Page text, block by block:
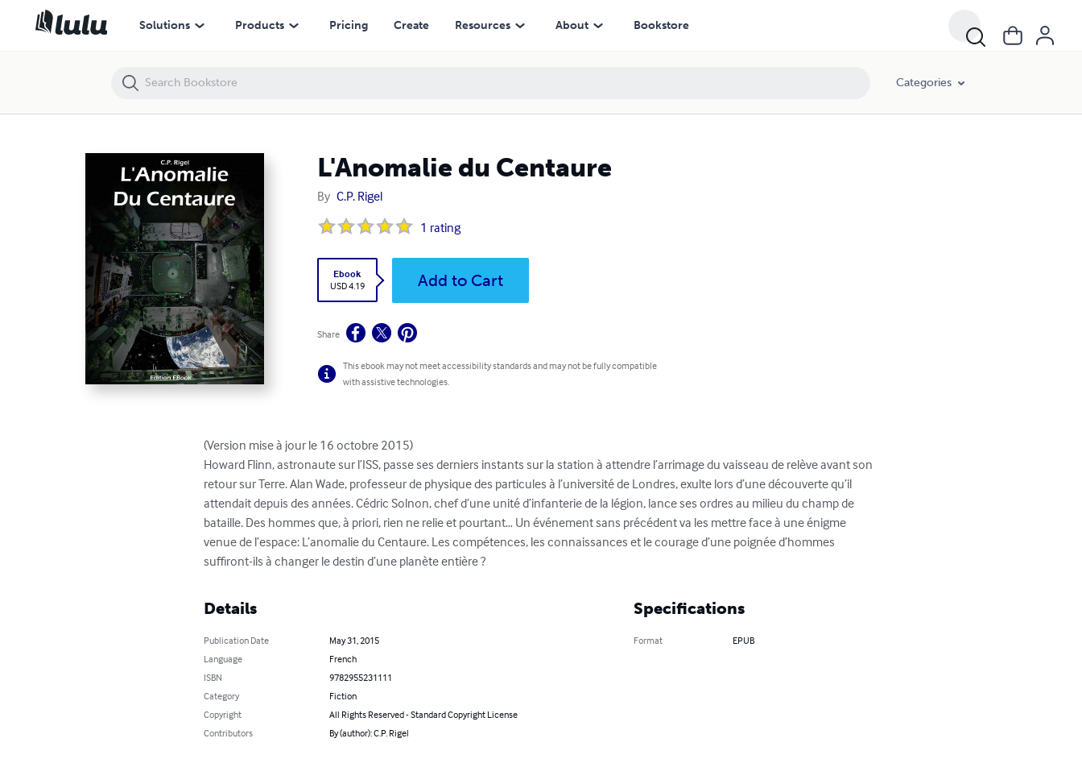
Solutions Products Pricing Create Resources About Bookstore
Categories
L'Anomalie du Centaure
By C.P. Rigel
1 rating
Ebook
USD 4.19
Add to Cart
Share
This ebook may not meet accessibility standards and may not be fully compatible
with assistive technologies.
(Version mise à jour le 16 octobre 2015)
Howard Flinn, astronaute sur l’ISS, passe ses derniers instants sur la station à attendre l’arrimage du vaisseau de relève avant son
retour sur Terre. Alan Wade, professeur de physique des particules à l’université de Londres, exulte lors d’une découverte qu’il
attendait depuis des années. Cédric Solnon, chef d’une unité d’infanterie de la légion, lance ses ordres au milieu du champ de
bataille. Des hommes que, à priori, rien ne relie et pourtant… Un événement sans précédent va les mettre face à une énigme
venue de l’espace: L’anomalie du Centaure. Les compétences, les connaissances et le courage d’une poignée d’hommes
suffiront-ils à changer le destin d’une planète entière ?
Details
Publication Date
May 31, 2015
Language
French
ISBN
9782955231111
Category
Fiction
Copyright
All Rights Reserved - Standard Copyright License
Contributors
By (author): C.P. Rigel
Specifications
Format EPUB
L'Anomalie du Centaure